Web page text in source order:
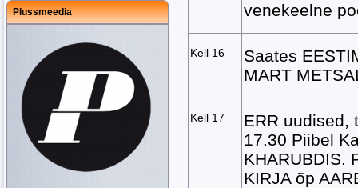
Plussmeedia
venekeelne
Kell 16
Saates
MART
Kell 17
ERR uudised,
17.30 Piibel
KHARUBDIS.
KIRJA õp